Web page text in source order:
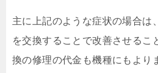
主に上記のような症状の場合は
を交換することで改善させるこ
換の修理の代金も機種にもより